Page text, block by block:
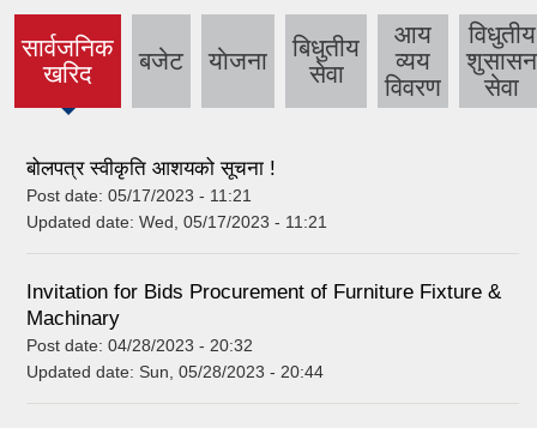
सार्वजनिक
खरिद
(active
बजेट याेजना
बिधुतीय
सेवा
आय
व्यय
विवरण
विधुतीय
शुसासन
सेवा
बोलपत्र स्वीकृति आशयको सूचना !
Post date: 05/17/2023 - 11:21
Updated date: Wed, 05/17/2023 - 11:21
Invitation for Bids Procurement of Furniture Fixture &
Machinary
Post date: 04/28/2023 - 20:32
Updated date: Sun, 05/28/2023 - 20:44